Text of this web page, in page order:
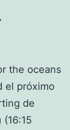
the oceans
el próximo
de